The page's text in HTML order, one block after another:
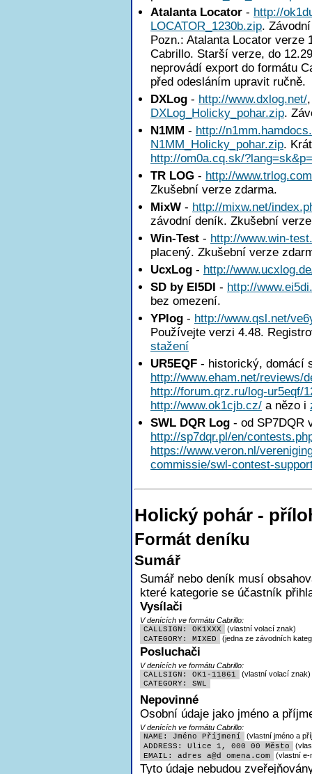
Atalanta Locator - http://
LOCATOR_1230b.zip.
Pozn.: Atalanta Locator verze
Cabrillo. Starší verze, do
neprovádí export do formátu
před odesláním upravit ručně.
DXLog - http://www.dxlog.net/
DXLog_Holicky_pohar.zip.
N1MM - http://
N1MM_Holicky_pohar.zip.
http://om0a.cq.sk/
TR LOG - http://
Zkušební verze zdarma.
MixW - http://mixw.net/
závodní deník. Zkušební
Win-Test - http://www.win-
placený. Zkušební verze
UcxLog - http://
SD by EI5DI - http://
bez omezení.
YPlog - http://www.qsl.net/
Používejte verzi 4.48.
stažení
UR5EQF - historický, domácí
http://www.eham.net/reviews/
http://forum.qrz.ru/log-ur5eqf/
http://www.ok1cjb.cz/ a nězo i
SWL DQR Log - od SP7DQR
http://sp7dqr.pl/en/
https://www.veron.nl/
commissie/swl-contest-
Holický pohár -
Formát deníku
Sumář
Sumář nebo deník musí
které kategorie se účastník
Vysílači
V denících ve formátu Cabrillo:
CALLSIGN: OK1XXX
(vlastní volací znak)
CATEGORY: MIXED
(jedna ze závodních
Posluchači
V denících ve formátu Cabrillo:
CALLSIGN: OK1-11861
(vlastní volací znak)
CATEGORY: SWL
Nepovinné
Osobní údaje jako jméno a
V denících ve formátu Cabrillo:
NAME: Jméno Příjmení
(vlastní jméno a
ADDRESS: Ulice 1, 000 00 Město
EMAIL: adres a@d omena.com (vlastní e-
Tyto údaje nebudou